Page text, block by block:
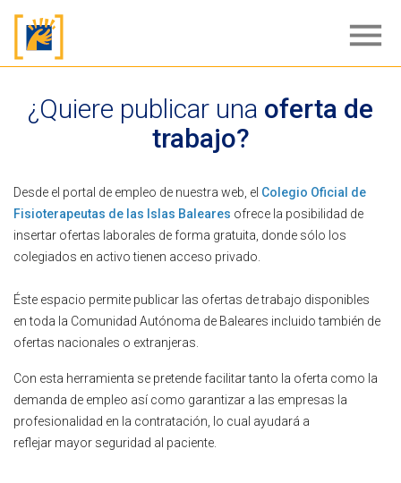
menu
¿Quiere publicar una oferta de
trabajo?
Desde el portal de empleo de nuestra web, el Colegio Oficial de
Fisioterapeutas de las Islas Baleares ofrece la posibilidad de
insertar ofertas laborales de forma gratuita, donde sólo los
colegiados en activo tienen acceso privado.
Éste espacio permite publicar las ofertas de trabajo disponibles
en toda la Comunidad Autónoma de Baleares incluido también de
ofertas nacionales o extranjeras.
Con esta herramienta se pretende facilitar tanto la oferta como la
demanda de empleo así como garantizar a las empresas la
profesionalidad en la contratación, lo cual ayudará a
reflejar mayor seguridad al paciente.